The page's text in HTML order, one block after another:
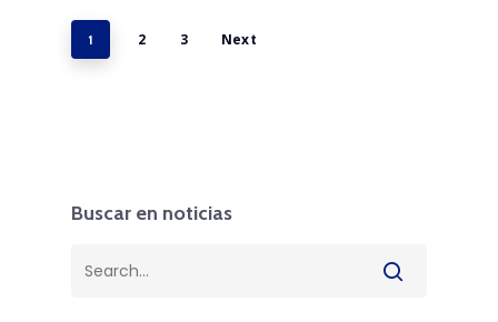
1 2 3 Next
Buscar en noticias